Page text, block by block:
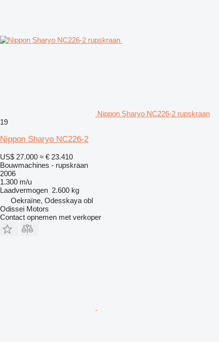
Nippon Sharyo NC226-2 rupskraan
19
Nippon Sharyo NC226-2
US$ 27.000 ≈ € 23.410
Bouwmachines - rupskraan
2006
1.300 m/u
Laadvermogen 2.600 kg
Oekraïne, Odesskaya obl
Odissei Motors
Contact opnemen met verkoper